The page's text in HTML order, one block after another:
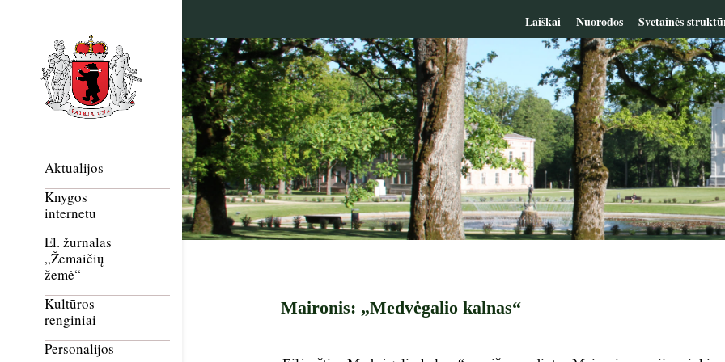
Laiškai Nuorodos Svetainės
Aktualijos
Knygos
internetu
El. žurnalas
„Žemaičių
žemė“
Kultūros
renginiai
Personalijos
Maironis: „Medvėgalio kalnas“